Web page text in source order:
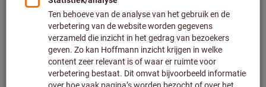
Klik om de afbeelding te vergroten